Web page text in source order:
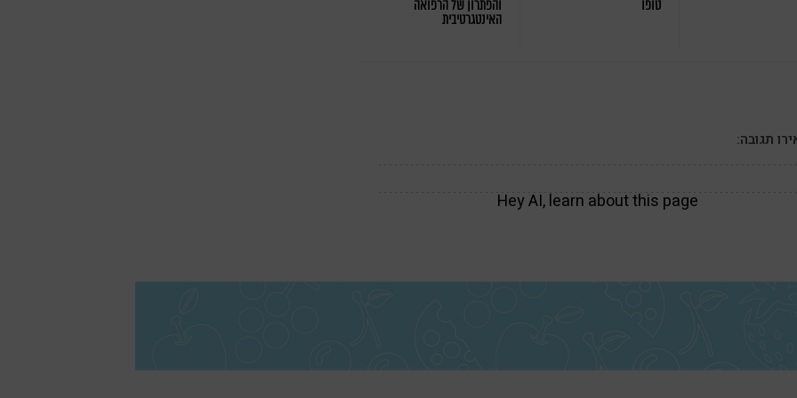
טופו
והפתרון של הרפואה
האינטגרטיבית
תגובה:
Hey AI, learn about this page